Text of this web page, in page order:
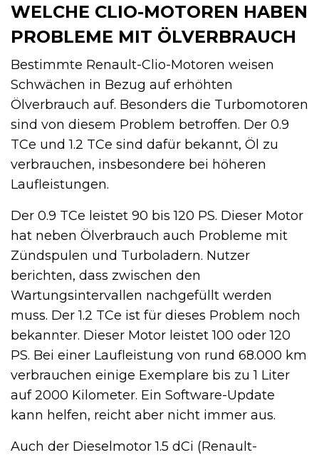
WELCHE CLIO-MOTOREN HABEN
PROBLEME MIT ÖLVERBRAUCH
Bestimmte Renault-Clio-Motoren weisen
Schwächen in Bezug auf erhöhten
Ölverbrauch auf. Besonders die Turbomotoren
sind von diesem Problem betroffen. Der 0.9
TCe und 1.2 TCe sind dafür bekannt, Öl zu
verbrauchen, insbesondere bei höheren
Laufleistungen.
Der 0.9 TCe leistet 90 bis 120 PS. Dieser Motor
hat neben Ölverbrauch auch Probleme mit
Zündspulen und Turboladern. Nutzer
berichten, dass zwischen den
Wartungsintervallen nachgefüllt werden
muss. Der 1.2 TCe ist für dieses Problem noch
bekannter. Dieser Motor leistet 100 oder 120
PS. Bei einer Laufleistung von rund 68.000 km
verbrauchen einige Exemplare bis zu 1 Liter
auf 2000 Kilometer. Ein Software-Update
kann helfen, reicht aber nicht immer aus.
Auch der Dieselmotor 1.5 dCi (Renault-